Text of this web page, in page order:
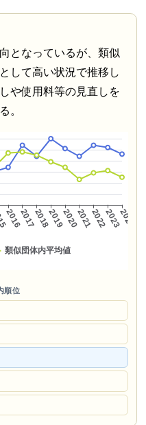
となっているが、類似
して高い状況で推移し
や使用料等の見直しを
。
順位